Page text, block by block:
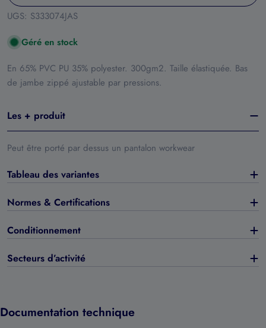
UGS: S333074JAS
Géré en stock
En 65% PVC PU 35% polyester. 300gm2. Taille élastiquée. Bas
de jambe zippé ajustable par pressions.
Les + produit
Peut être porté par dessus un pantalon workwear
Tableau des variantes
Normes & Certifications
Conditionnement
Secteurs d’activité
Documentation technique